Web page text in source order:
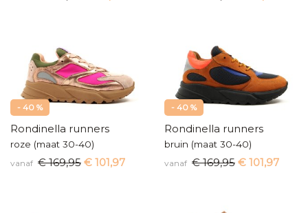
- 40 %
Rondinella runners
roze (maat 30-40)
vanaf € 169,95 € 101,97
- 40 %
Rondinella runners
bruin (maat 30-40)
vanaf € 169,95 € 101,97